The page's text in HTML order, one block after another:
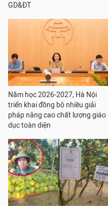
GD&ĐT
Năm học 2026-2027, Hà Nội
triển khai đồng bộ nhiều giải
pháp nâng cao chất lượng giáo
dục toàn diện